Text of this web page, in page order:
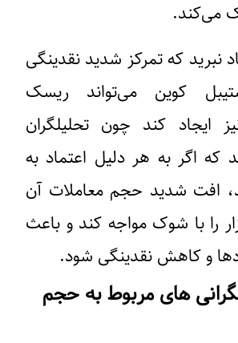
می‌کند.
نبرید که تمرکز شدید نقدینگی
کوین می‌تواند ریسک
ایجاد کند چون تحلیلگران
که اگر به هر دلیل اعتماد به
افت شدید حجم معاملات آن
را با شوک مواجه کند و باعث
و کاهش نقدینگی شود.
های مربوط به حجم